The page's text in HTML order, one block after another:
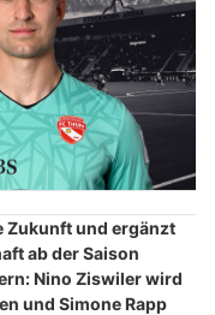
Zukunft und ergänzt
ab der Saison
Nino Ziswiler wird
und Simone Rapp